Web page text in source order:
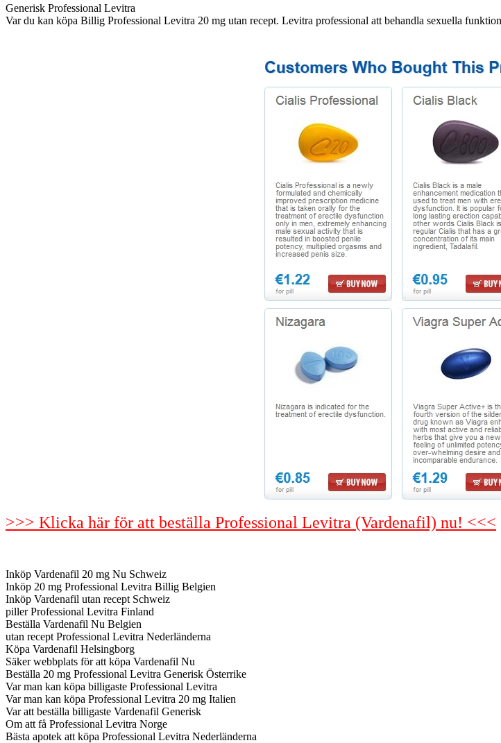
Generisk Professional Levitra
Var du kan köpa Billig Professional Levitra 20 mg utan recept. Levitra professional att behandla sexuella
>>> Klicka här för att beställa Professional Levitra (Vardenafil) nu! <<<
Inköp Vardenafil 20 mg Nu Schweiz
Inköp 20 mg Professional Levitra Billig Belgien
Inköp Vardenafil utan recept Schweiz
piller Professional Levitra Finland
Beställa Vardenafil Nu Belgien
utan recept Professional Levitra Nederländerna
Köpa Vardenafil Helsingborg
Säker webbplats för att köpa Vardenafil Nu
Beställa 20 mg Professional Levitra Generisk Österrike
Var man kan köpa billigaste Professional Levitra
Var man kan köpa Professional Levitra 20 mg Italien
Var att beställa billigaste Vardenafil Generisk
Om att få Professional Levitra Norge
Bästa apotek att köpa Professional Levitra Nederländerna